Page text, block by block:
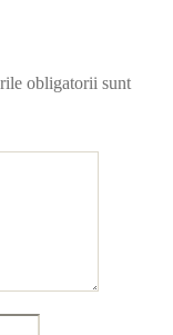
obligatorii sunt